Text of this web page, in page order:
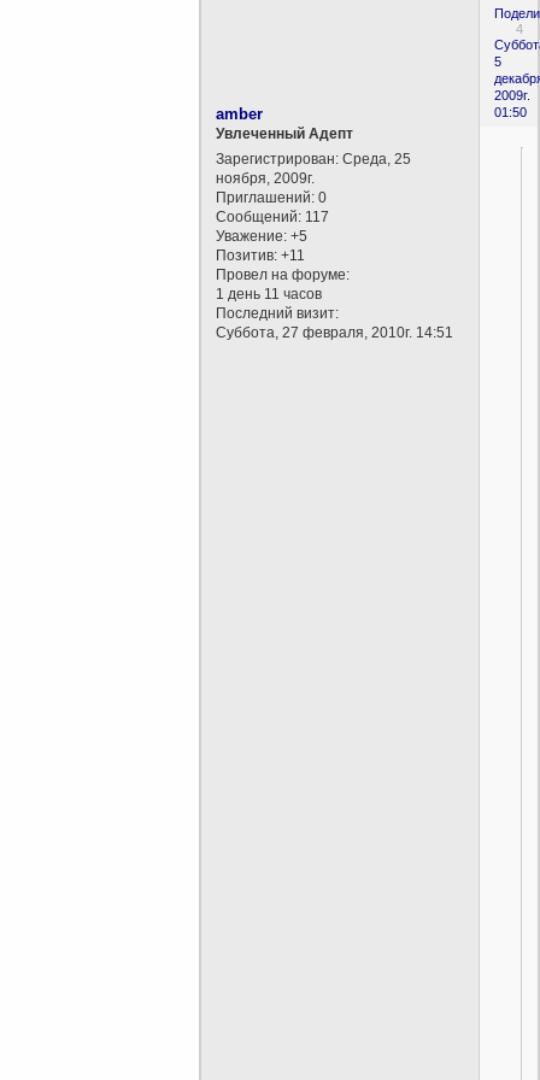
4
5
2009г.
01:50
amber
Увлеченный Адепт
Зарегистрирован: Среда, 25
ноября, 2009г.
Приглашений: 0
Сообщений: 117
Уважение: +5
Позитив: +11
Провел на форуме:
1 день 11 часов
Последний визит:
Суббота, 27 февраля, 2010г. 14:51